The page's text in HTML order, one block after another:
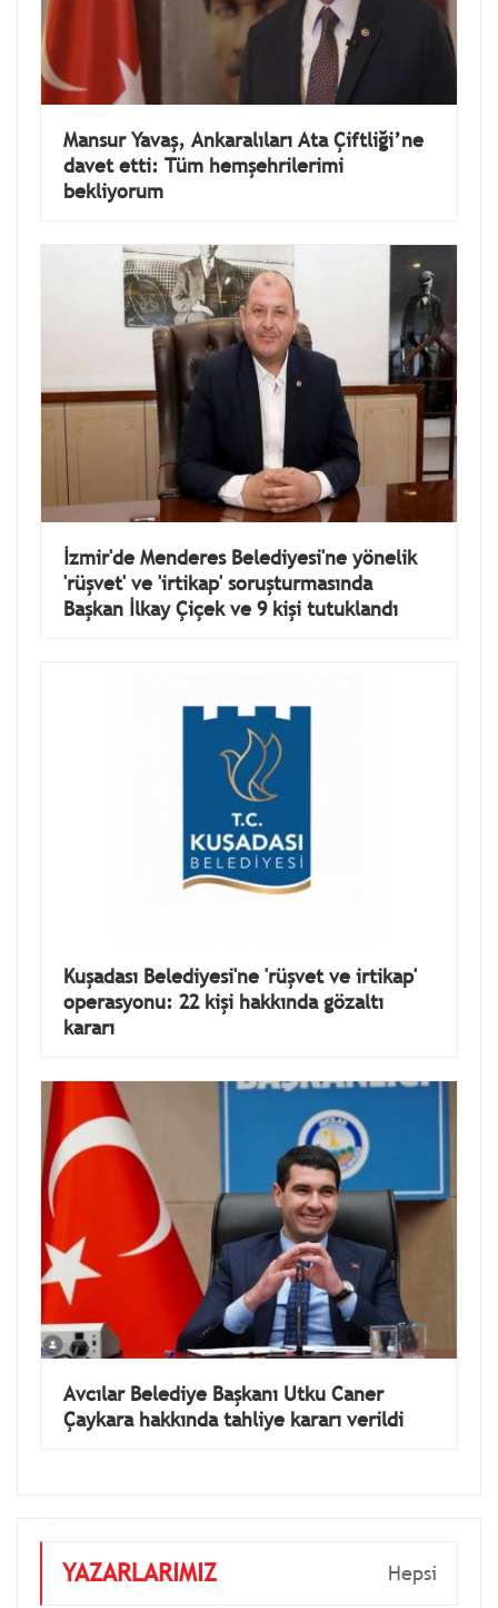
Mansur Yavaş, Ankaralıları Ata Çiftliği’ne
davet etti: Tüm hemşehrilerimi
bekliyorum
İzmir'de Menderes Belediyesi'ne yönelik
'rüşvet' ve 'irtikap' soruşturmasında
Başkan İlkay Çiçek ve 9 kişi tutuklandı
Kuşadası Belediyesi'ne 'rüşvet ve irtikap'
operasyonu: 22 kişi hakkında gözaltı
kararı
Avcılar Belediye Başkanı Utku Caner
Çaykara hakkında tahliye kararı verildi
YAZARLARIMIZ Hepsi